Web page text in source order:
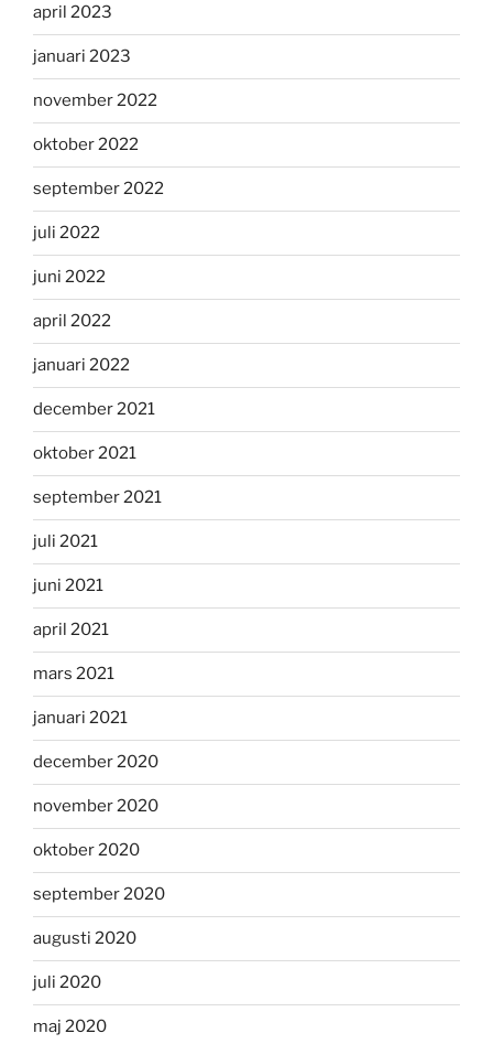
april 2023
januari 2023
november 2022
oktober 2022
september 2022
juli 2022
juni 2022
april 2022
januari 2022
december 2021
oktober 2021
september 2021
juli 2021
juni 2021
april 2021
mars 2021
januari 2021
december 2020
november 2020
oktober 2020
september 2020
augusti 2020
juli 2020
maj 2020